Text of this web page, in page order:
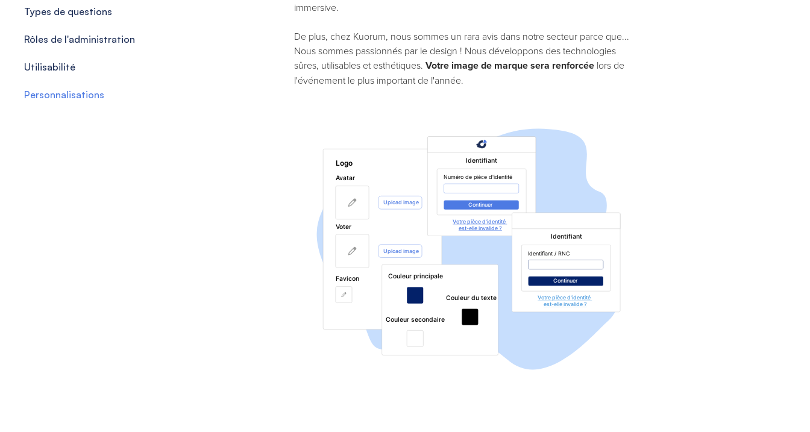
Types de questions
Rôles de l'administration
Utilisabilité
Personnalisations
immersive.
De plus, chez Kuorum, nous sommes un rara avis dans notre secteur parce que...
Nous sommes passionnés par le design ! Nous développons des technologies
sûres, utilisables et esthétiques. Votre image de marque sera renforcée lors de
l'événement le plus important de l'année.